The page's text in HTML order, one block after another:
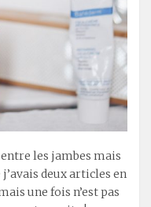
entre les jambes mais
deux articles en
une fois n’est pas